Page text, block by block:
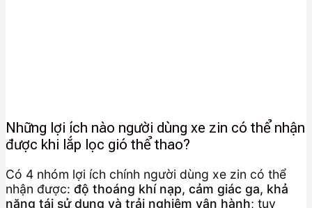
Những lợi ích nào người dùng xe zin có thể nhận
được khi lắp lọc gió thể thao?
Có 4 nhóm lợi ích chính người dùng xe zin có thể
nhận được: độ thoáng khí nạp, cảm giác ga, khả
năng tái sử dụng và trải nghiệm vận hành; tuy